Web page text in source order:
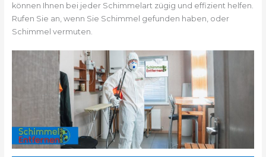
können Ihnen bei jeder Schimmelart zügig und effizient helfen.
Rufen Sie an, wenn Sie Schimmel gefunden haben, oder
Schimmel vermuten.